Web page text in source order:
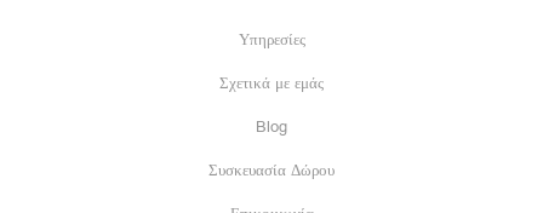
Υπηρεσίες
Σχετικά με εμάς
Blog
Συσκευασία Δώρου